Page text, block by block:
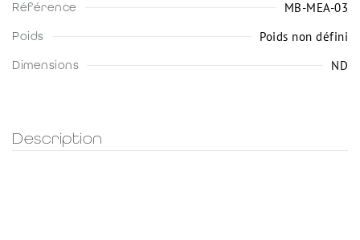
Référence MB-MEA-03
Poids Poids non défini
Dimensions ND
Description